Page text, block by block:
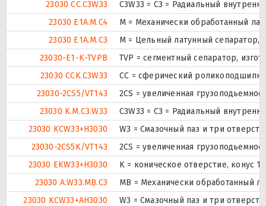
23030 CC.C3W33
C3W33 = C3 = Радиальный
23030 E1A.M.C4
М = Механически обработанный
23030 E1A.M.C3
M = Цельный латунный
23030-E1-K-TVPB
TVP = сегментный сепаратор,
23030 CCK.C3W33
CC = сферический
23030-2CS5/VT143
2CS = увеличенная
23030 K.M.C3.W33
C3W33 = C3 = Радиальный
23030 KCW33+H3030
W3 = Смазочный паз и три
23030-2CS5K/VT143
2CS = увеличенная
23030 EKW33+H3030
K = коническое отверстие, конус
23030 A.W33.MB.C3
MB = Механически обработанный
23030 KCW33+AH3030
W3 = Смазочный паз и три